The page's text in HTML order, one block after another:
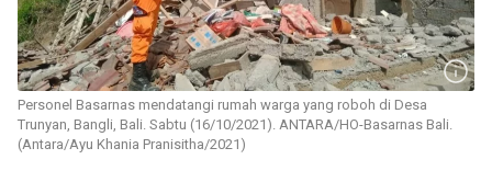
Personel Basarnas mendatangi rumah warga yang roboh di Desa
Trunyan, Bangli, Bali. Sabtu (16/10/2021). ANTARA/HO-Basarnas Bali.
(Antara/Ayu Khania Pranisitha/2021)